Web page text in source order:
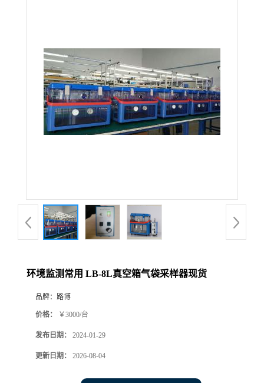
品
厅
环境监测常用 LB-8L真空箱气袋采样器现货
品牌： 路博
价格： ￥3000/台
发布日期： 2024-01-29
更新日期： 2026-08-04